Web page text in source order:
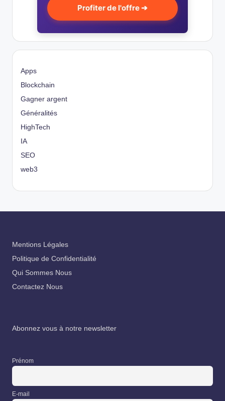
Profiter de l'offre ➔
Apps
Blockchain
Gagner argent
Généralités
HighTech
IA
SEO
web3
Mentions Légales
Politique de Confidentialité
Qui Sommes Nous
Contactez Nous
Abonnez vous à notre newsletter
Prénom
E-mail